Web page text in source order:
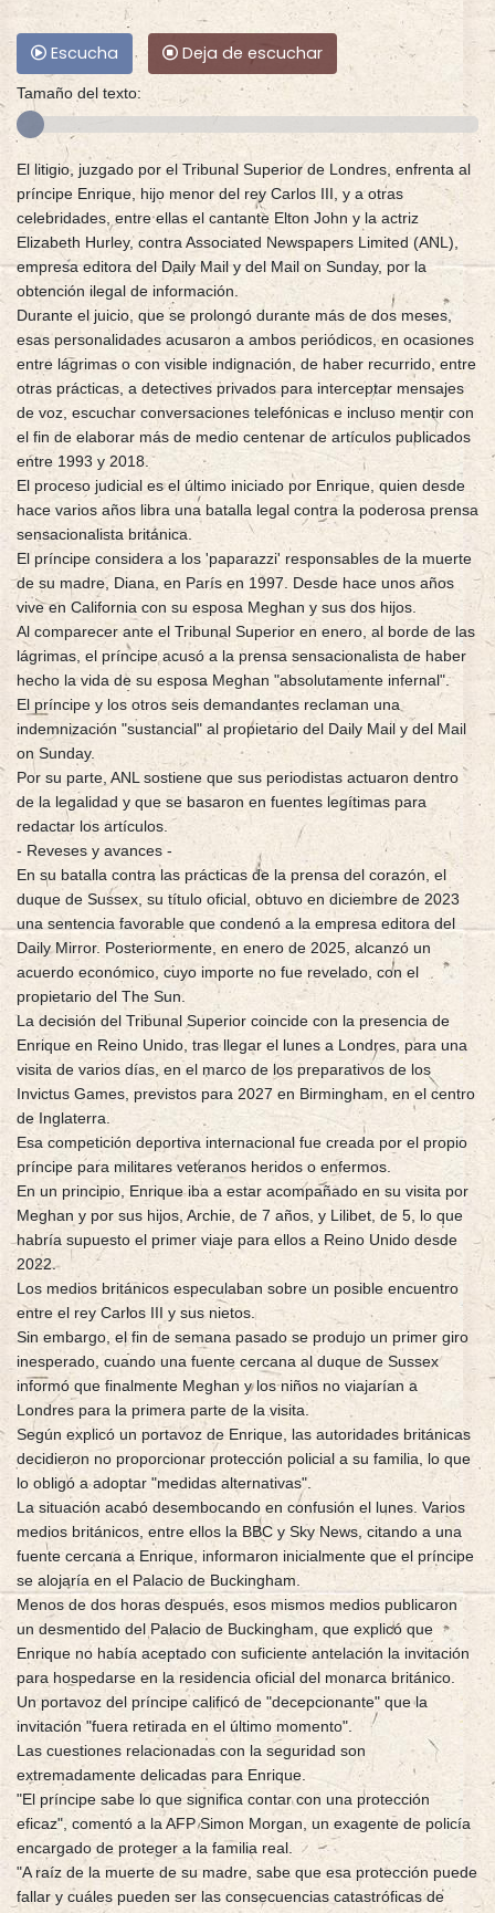
Escucha Deja de escuchar
Tamaño del texto:
El litigio, juzgado por el Tribunal Superior de Londres, enfrenta al
príncipe Enrique, hijo menor del rey Carlos III, y a otras
celebridades, entre ellas el cantante Elton John y la actriz
Elizabeth Hurley, contra Associated Newspapers Limited (ANL),
empresa editora del Daily Mail y del Mail on Sunday, por la
obtención ilegal de información.
Durante el juicio, que se prolongó durante más de dos meses,
esas personalidades acusaron a ambos periódicos, en ocasiones
entre lágrimas o con visible indignación, de haber recurrido, entre
otras prácticas, a detectives privados para interceptar mensajes
de voz, escuchar conversaciones telefónicas e incluso mentir con
el fin de elaborar más de medio centenar de artículos publicados
entre 1993 y 2018.
El proceso judicial es el último iniciado por Enrique, quien desde
hace varios años libra una batalla legal contra la poderosa prensa
sensacionalista británica.
El príncipe considera a los 'paparazzi' responsables de la muerte
de su madre, Diana, en París en 1997. Desde hace unos años
vive en California con su esposa Meghan y sus dos hijos.
Al comparecer ante el Tribunal Superior en enero, al borde de las
lágrimas, el príncipe acusó a la prensa sensacionalista de haber
hecho la vida de su esposa Meghan "absolutamente infernal".
El príncipe y los otros seis demandantes reclaman una
indemnización "sustancial" al propietario del Daily Mail y del Mail
on Sunday.
Por su parte, ANL sostiene que sus periodistas actuaron dentro
de la legalidad y que se basaron en fuentes legítimas para
redactar los artículos.
- Reveses y avances -
En su batalla contra las prácticas de la prensa del corazón, el
duque de Sussex, su título oficial, obtuvo en diciembre de 2023
una sentencia favorable que condenó a la empresa editora del
Daily Mirror. Posteriormente, en enero de 2025, alcanzó un
acuerdo económico, cuyo importe no fue revelado, con el
propietario del The Sun.
La decisión del Tribunal Superior coincide con la presencia de
Enrique en Reino Unido, tras llegar el lunes a Londres, para una
visita de varios días, en el marco de los preparativos de los
Invictus Games, previstos para 2027 en Birmingham, en el centro
de Inglaterra.
Esa competición deportiva internacional fue creada por el propio
príncipe para militares veteranos heridos o enfermos.
En un principio, Enrique iba a estar acompañado en su visita por
Meghan y por sus hijos, Archie, de 7 años, y Lilibet, de 5, lo que
habría supuesto el primer viaje para ellos a Reino Unido desde
2022.
Los medios británicos especulaban sobre un posible encuentro
entre el rey Carlos III y sus nietos.
Sin embargo, el fin de semana pasado se produjo un primer giro
inesperado, cuando una fuente cercana al duque de Sussex
informó que finalmente Meghan y los niños no viajarían a
Londres para la primera parte de la visita.
Según explicó un portavoz de Enrique, las autoridades británicas
decidieron no proporcionar protección policial a su familia, lo que
lo obligó a adoptar "medidas alternativas".
La situación acabó desembocando en confusión el lunes. Varios
medios británicos, entre ellos la BBC y Sky News, citando a una
fuente cercana a Enrique, informaron inicialmente que el príncipe
se alojaría en el Palacio de Buckingham.
Menos de dos horas después, esos mismos medios publicaron
un desmentido del Palacio de Buckingham, que explicó que
Enrique no había aceptado con suficiente antelación la invitación
para hospedarse en la residencia oficial del monarca británico.
Un portavoz del príncipe calificó de "decepcionante" que la
invitación "fuera retirada en el último momento".
Las cuestiones relacionadas con la seguridad son
extremadamente delicadas para Enrique.
"El príncipe sabe lo que significa contar con una protección
eficaz", comentó a la AFP Simon Morgan, un exagente de policía
encargado de proteger a la familia real.
"A raíz de la muerte de su madre, sabe que esa protección puede
fallar y cuáles pueden ser las consecuencias catastróficas de